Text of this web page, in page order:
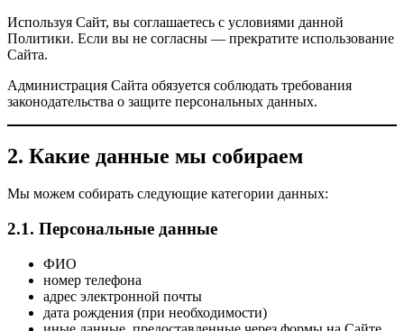
Используя Сайт, вы соглашаетесь с условиями данной
Политики. Если вы не согласны — прекратите использование
Сайта.
Администрация Сайта обязуется соблюдать требования
законодательства о защите персональных данных.
2. Какие данные мы собираем
Мы можем собирать следующие категории данных:
2.1. Персональные данные
ФИО
номер телефона
адрес электронной почты
дата рождения (при необходимости)